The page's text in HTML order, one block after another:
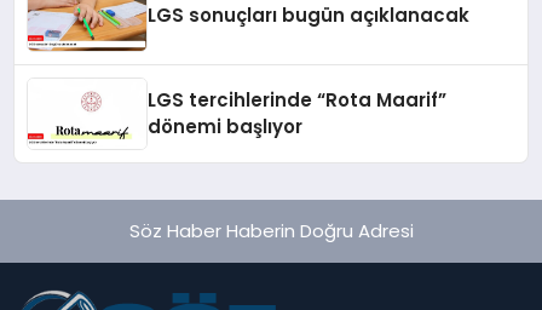
LGS sonuçları bugün açıklanacak
LGS tercihlerinde “Rota Maarif”
dönemi başlıyor
Söz Haber Haberin Doğru Adresi